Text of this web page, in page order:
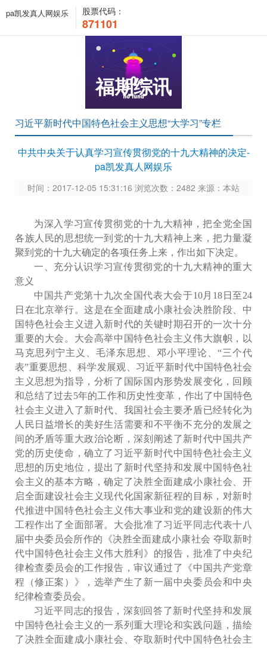
pa凯发真人网娱乐 股票代码：
871101
福期综讯
习近平新时代中国特色社会主义思想“大学习”专栏
中共中央关于认真学习宣传贯彻党的十九大精神的决定-
pa凯发真人网娱乐
时间：2017-12-05 15:31:16 浏览次数：2482 来源：本站
为深入学习宣传贯彻党的十九大精神，把全党全国
各族人民的思想统一到党的十九大精神上来，把力量凝
聚到党的十九大确定的各项任务上来，作出如下决定。
一、充分认识学习宣传贯彻党的十九大精神的重大
意义
中国共产党第十九次全国代表大会于10月18日至24
日在北京举行。这是在全面建成小康社会决胜阶段、中
国特色社会主义进入新时代的关键时期召开的一次十分
重要的大会。大会高举中国特色社会主义伟大旗帜，以
马克思列宁主义、毛泽东思想、邓小平理论、“三个代
表”重要思想、科学发展观、习近平新时代中国特色社会
主义思想为指导，分析了国际国内形势发展变化，回顾
和总结了过去5年的工作和历史性变革，作出了中国特色
社会主义进入了新时代、我国社会主要矛盾已经转化为
人民日益增长的美好生活需要和不平衡不充分的发展之
间的矛盾等重大政治论断，深刻阐述了新时代中国共产
党的历史使命，确立了习近平新时代中国特色社会主义
思想的历史地位，提出了新时代坚持和发展中国特色社
会主义的基本方略，确定了决胜全面建成小康社会、开
启全面建设社会主义现代化国家新征程的目标，对新时
代推进中国特色社会主义伟大事业和党的建设新的伟大
工程作出了全面部署。大会批准了习近平同志代表十八
届中央委员会所作的《决胜全面建成小康社会 夺取新时
代中国特色社会主义伟大胜利》的报告，批准了中央纪
律检查委员会的工作报告，审议通过了《中国共产党章
程（修正案）》，选举产生了新一届中央委员会和中央
纪律检查委员会。
习近平同志的报告，深刻回答了新时代坚持和发展
中国特色社会主义的一系列重大理论和实践问题，描绘
了决胜全面建成小康社会、夺取新时代中国特色社会主